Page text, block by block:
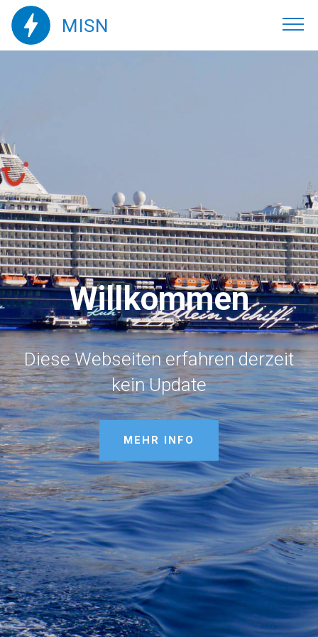
MISN
Willkommen
Diese Webseiten erfahren derzeit
kein Update
MEHR INFO